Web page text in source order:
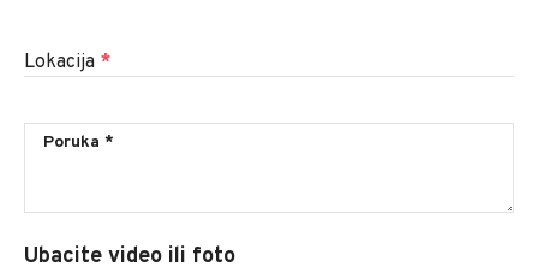
Lokacija *
Ubacite video ili foto